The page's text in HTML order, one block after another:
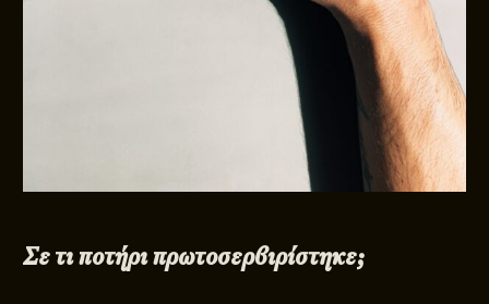
Σε τι ποτήρι πρωτοσερβιρίστηκε;